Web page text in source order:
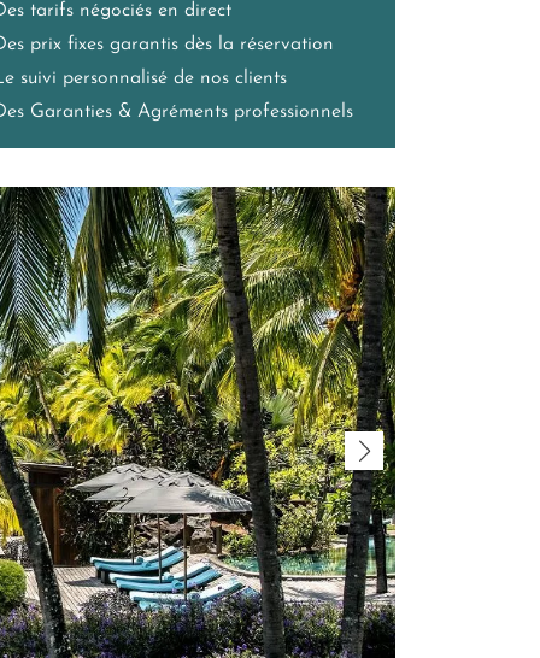
tarifs négociés en direct
prix fixes garantis dès la réservation
suivi personnalisé de nos clients
Garanties & Agréments professionnels